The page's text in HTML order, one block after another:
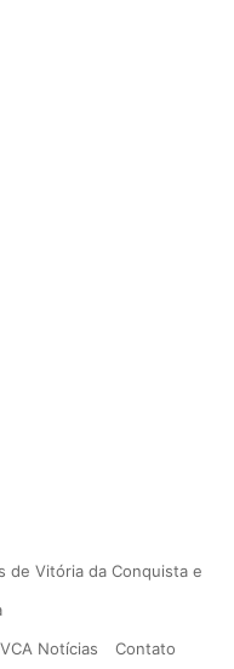
de Vitória da Conquista e
Notícias Contato